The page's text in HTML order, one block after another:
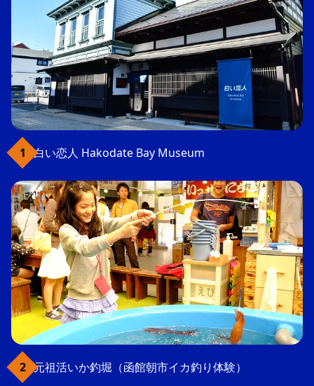
白い恋人 Hakodate Bay Museum
元祖活いか釣堀（函館朝市イカ釣り体験）